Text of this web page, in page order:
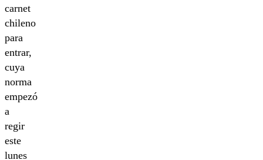
carnet
chileno
para
entrar,
cuya
norma
empezó
a
regir
este
lunes